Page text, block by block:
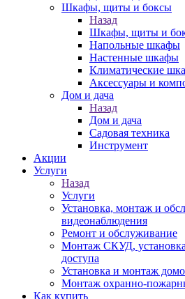
Шкафы, щиты и боксы
Назад
Шкафы, щиты и
Напольные шкафы
Настенные шкафы
Климатические
Аксессуары и
Дом и дача
Назад
Дом и дача
Садовая техника
Инструмент
Акции
Услуги
Назад
Услуги
Установка, монтаж и
видеонаблюдения
Ремонт и обслуживание
Монтаж СКУД,
доступа
Установка и монтаж
Монтаж охранно-
Как купить